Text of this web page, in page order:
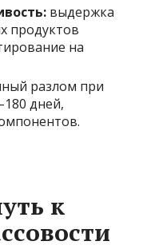
выдержка
продуктов
на
разлом при
дней,
к